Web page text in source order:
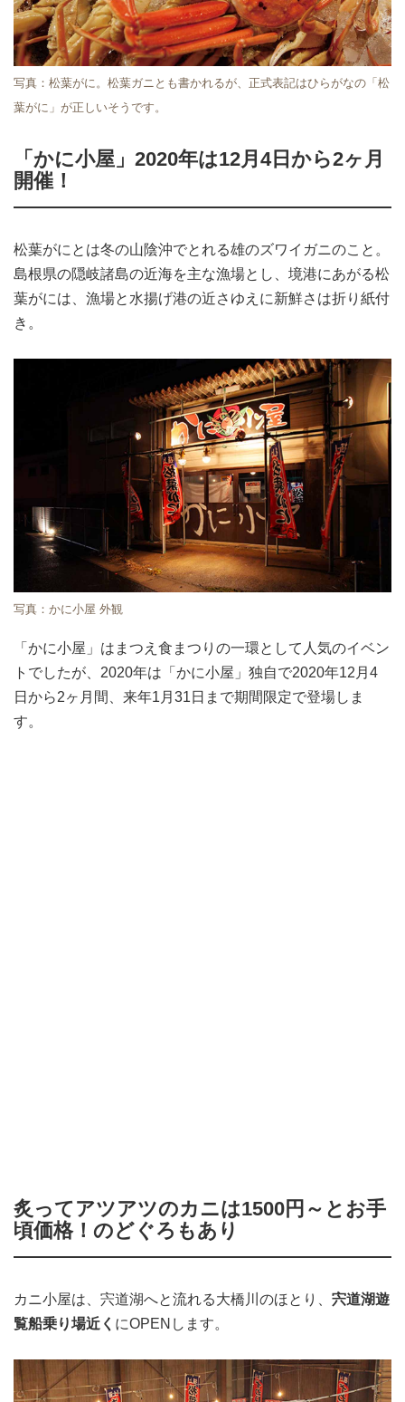
写真：松葉がに。松葉ガニとも書かれるが、正式表記はひらがなの「松
葉がに」が正しいそうです。
「かに小屋」2020年は12月4日から2ヶ月
開催！
松葉がにとは冬の山陰沖でとれる雄のズワイガニのこと。
島根県の隠岐諸島の近海を主な漁場とし、境港にあがる松
葉がには、漁場と水揚げ港の近さゆえに新鮮さは折り紙付
き。
写真：かに小屋 外観
「かに小屋」はまつえ食まつりの一環として人気のイベン
トでしたが、2020年は「かに小屋」独自で2020年12月4
日から2ヶ月間、来年1月31日まで期間限定で登場しま
す。
炙ってアツアツのカニは1500円～とお手
頃価格！のどぐろもあり
カニ小屋は、宍道湖へと流れる大橋川のほとり、 宍道湖遊
覧船乗り場近く にOPENします。